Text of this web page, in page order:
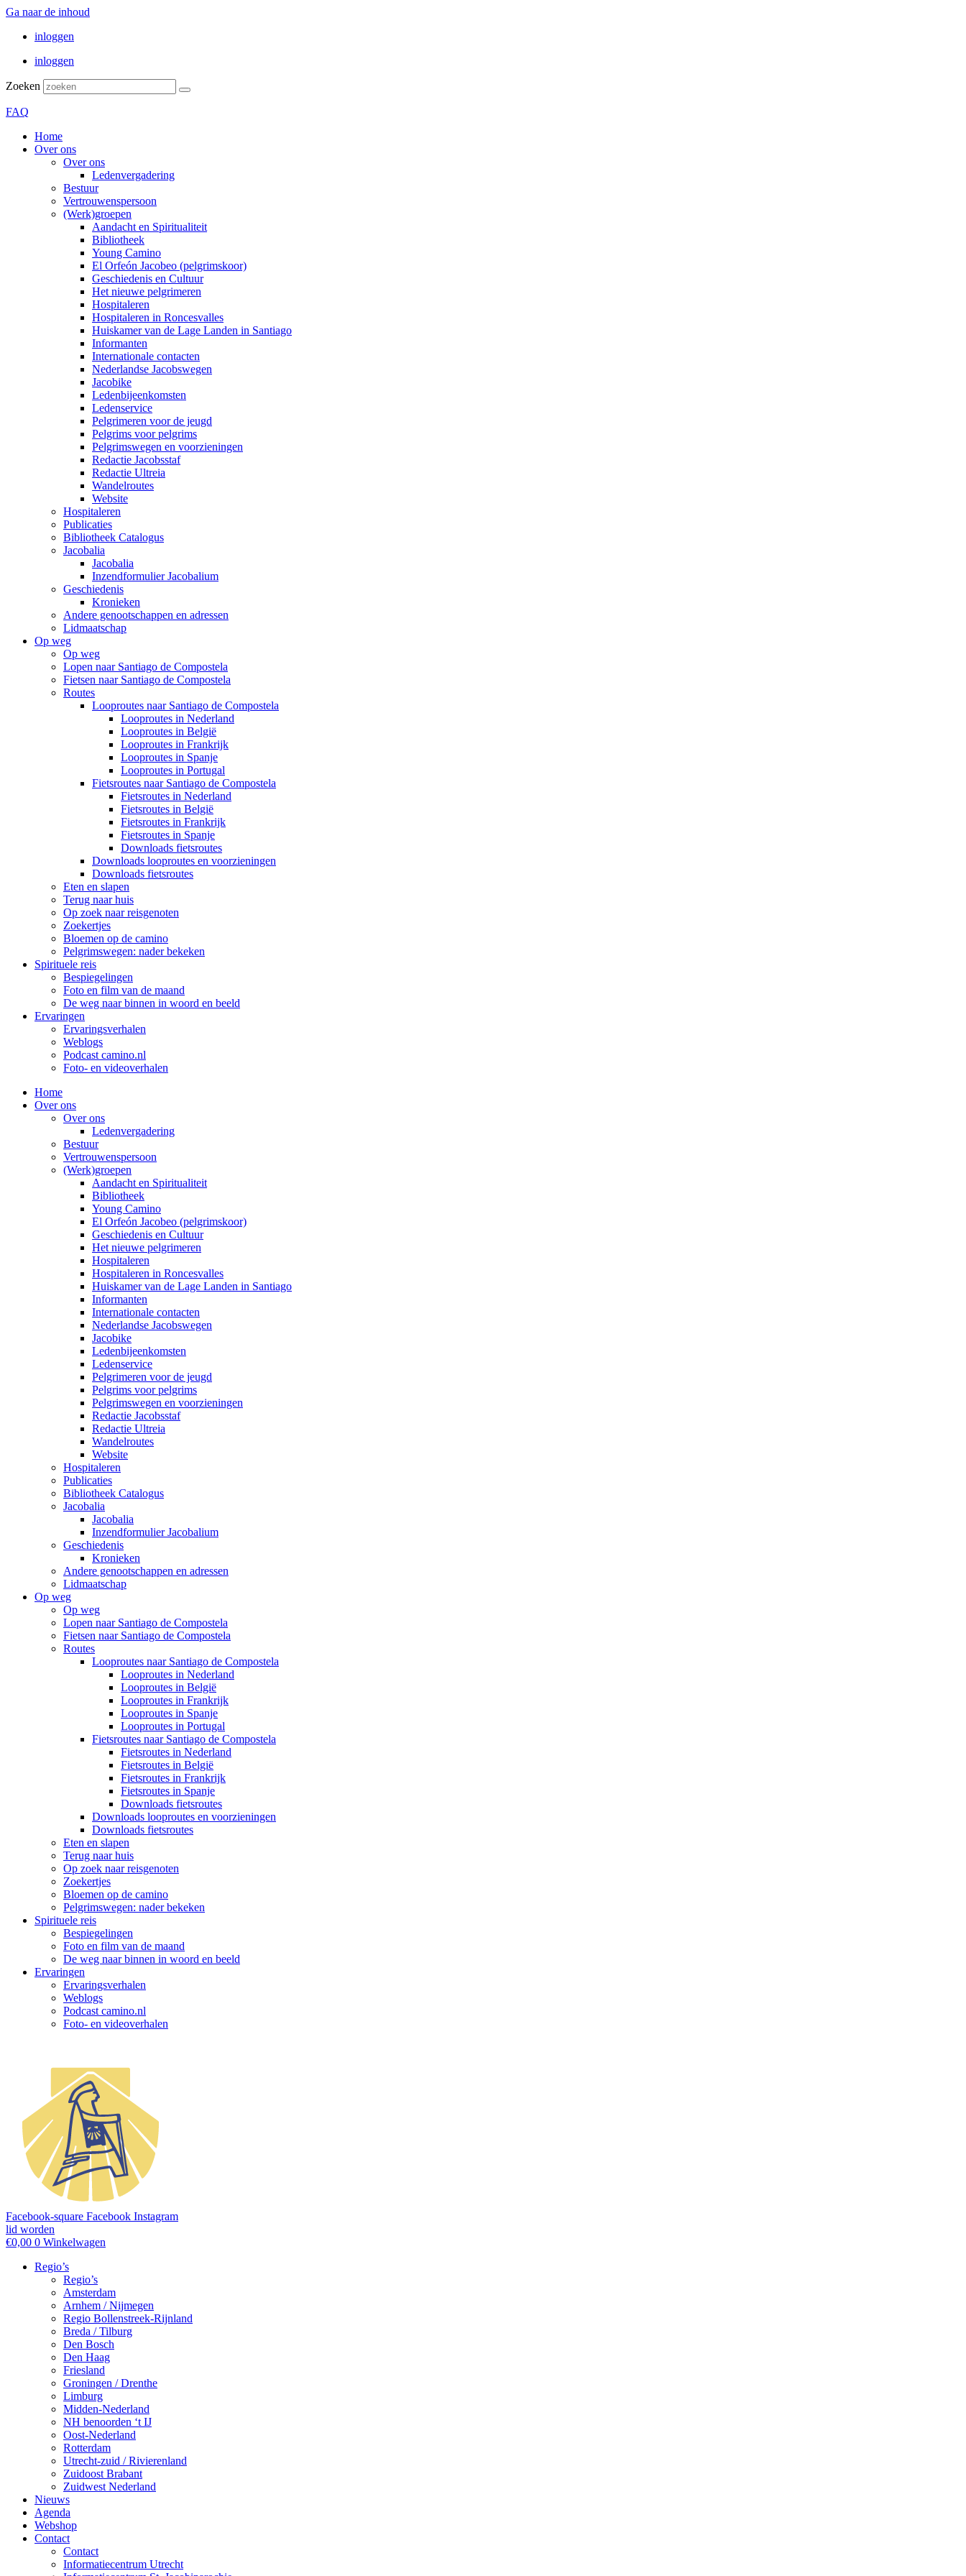
Ga naar de inhoud
inloggen
inloggen
Zoeken
FAQ
Home
Over ons
Over ons
Ledenvergadering
Bestuur
Vertrouwenspersoon
(Werk)groepen
Aandacht en Spiritualiteit
Bibliotheek
Young Camino
El Orfeón Jacobeo (pelgrimskoor)
Geschiedenis en Cultuur
Het nieuwe pelgrimeren
Hospitaleren
Hospitaleren in Roncesvalles
Huiskamer van de Lage Landen in Santiago
Informanten
Internationale contacten
Nederlandse Jacobswegen
Jacobike
Ledenbijeenkomsten
Ledenservice
Pelgrimeren voor de jeugd
Pelgrims voor pelgrims
Pelgrimswegen en voorzieningen
Redactie Jacobsstaf
Redactie Ultreia
Wandelroutes
Website
Hospitaleren
Publicaties
Bibliotheek Catalogus
Jacobalia
Jacobalia
Inzendformulier Jacobalium
Geschiedenis
Kronieken
Andere genootschappen en adressen
Lidmaatschap
Op weg
Op weg
Lopen naar Santiago de Compostela
Fietsen naar Santiago de Compostela
Routes
Looproutes naar Santiago de Compostela
Looproutes in Nederland
Looproutes in België
Looproutes in Frankrijk
Looproutes in Spanje
Looproutes in Portugal
Fietsroutes naar Santiago de Compostela
Fietsroutes in Nederland
Fietsroutes in België
Fietsroutes in Frankrijk
Fietsroutes in Spanje
Downloads fietsroutes
Downloads looproutes en voorzieningen
Downloads fietsroutes
Eten en slapen
Terug naar huis
Op zoek naar reisgenoten
Zoekertjes
Bloemen op de camino
Pelgrimswegen: nader bekeken
Spirituele reis
Bespiegelingen
Foto en film van de maand
De weg naar binnen in woord en beeld
Ervaringen
Ervaringsverhalen
Weblogs
Podcast camino.nl
Foto- en videoverhalen
Home
Over ons
Over ons
Ledenvergadering
Bestuur
Vertrouwenspersoon
(Werk)groepen
Aandacht en Spiritualiteit
Bibliotheek
Young Camino
El Orfeón Jacobeo (pelgrimskoor)
Geschiedenis en Cultuur
Het nieuwe pelgrimeren
Hospitaleren
Hospitaleren in Roncesvalles
Huiskamer van de Lage Landen in Santiago
Informanten
Internationale contacten
Nederlandse Jacobswegen
Jacobike
Ledenbijeenkomsten
Ledenservice
Pelgrimeren voor de jeugd
Pelgrims voor pelgrims
Pelgrimswegen en voorzieningen
Redactie Jacobsstaf
Redactie Ultreia
Wandelroutes
Website
Hospitaleren
Publicaties
Bibliotheek Catalogus
Jacobalia
Jacobalia
Inzendformulier Jacobalium
Geschiedenis
Kronieken
Andere genootschappen en adressen
Lidmaatschap
Op weg
Op weg
Lopen naar Santiago de Compostela
Fietsen naar Santiago de Compostela
Routes
Looproutes naar Santiago de Compostela
Looproutes in Nederland
Looproutes in België
Looproutes in Frankrijk
Looproutes in Spanje
Looproutes in Portugal
Fietsroutes naar Santiago de Compostela
Fietsroutes in Nederland
Fietsroutes in België
Fietsroutes in Frankrijk
Fietsroutes in Spanje
Downloads fietsroutes
Downloads looproutes en voorzieningen
Downloads fietsroutes
Eten en slapen
Terug naar huis
Op zoek naar reisgenoten
Zoekertjes
Bloemen op de camino
Pelgrimswegen: nader bekeken
Spirituele reis
Bespiegelingen
Foto en film van de maand
De weg naar binnen in woord en beeld
Ervaringen
Ervaringsverhalen
Weblogs
Podcast camino.nl
Foto- en videoverhalen
Facebook-square Facebook Instagram
lid worden
€0,00 0 Winkelwagen
Regio’s
Regio’s
Amsterdam
Arnhem / Nijmegen
Regio Bollenstreek-Rijnland
Breda / Tilburg
Den Bosch
Den Haag
Friesland
Groningen / Drenthe
Limburg
Midden-Nederland
NH benoorden ‘t IJ
Oost-Nederland
Rotterdam
Utrecht-zuid / Rivierenland
Zuidoost Brabant
Zuidwest Nederland
Nieuws
Agenda
Webshop
Contact
Contact
Informatiecentrum Utrecht